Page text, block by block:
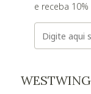
e receba
E-mail